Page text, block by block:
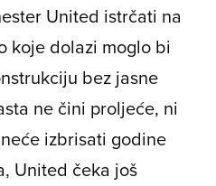
United istrčati na
koje dolazi moglo bi
bez jasne
ne čini proljeće, ni
izbrisati godine
United čeka još